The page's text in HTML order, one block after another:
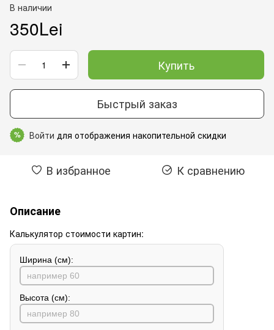
В наличии
350Lei
Купить
Быстрый заказ
% Войти для отображения накопительной скидки
В избранное К сравнению
Описание
Калькулятор стоимости картин:
Ширина (см):
Высота (см):